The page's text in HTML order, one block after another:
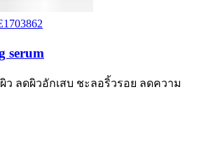
serum
ว ลดผิวอักเสบ ชะลอริ้วรอย ลดความ